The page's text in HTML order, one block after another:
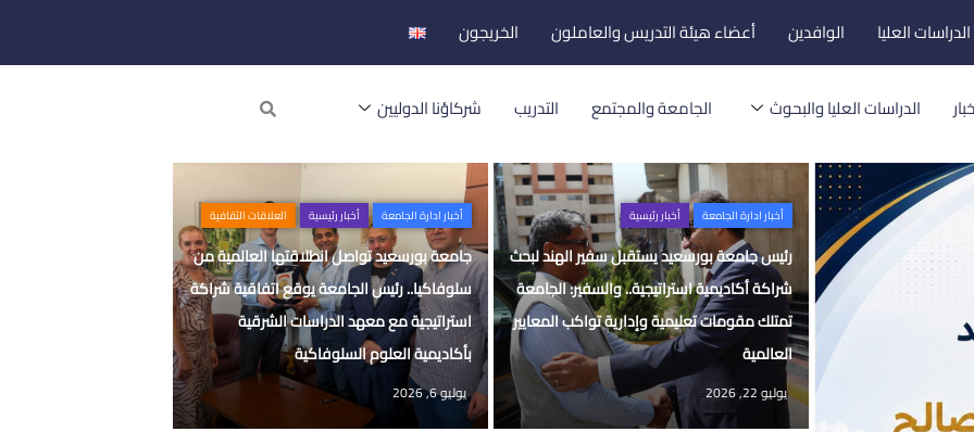
العليا الوافدين أعضاء هيئة التدريس والعاملون الخريجون
الدراسات العليا والبحوث الجامعة والمجتمع التدريب شركاؤنا الدوليين Search
أخبار ادارة الجامعة أخبار رئيسية
رئيس جامعة بورسعيد يستقبل سفير الهند لبحث
شراكة أكاديمية استراتيجية.. والسفير: الجامعة
تمتلك مقومات تعليمية وإدارية تواكب المعايير
العالمية
يوليو 22, 2026
أخبار ادارة الجامعة أخبار رئيسية العلاقات الثقافية
جامعة بورسعيد تواصل انطلاقتها العالمية من
سلوفاكيا.. رئيس الجامعة يوقع اتفاقية شراكة
استراتيجية مع معهد الدراسات الشرقية
بأكاديمية العلوم السلوفاكية
يوليو 6, 2026